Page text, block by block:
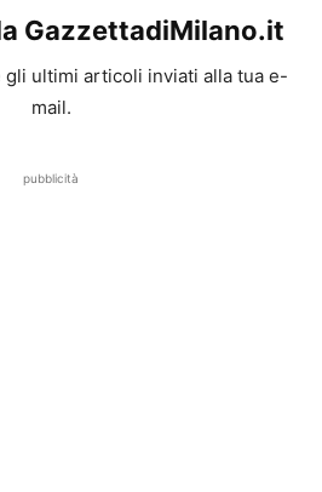
GazzettadiMilano.it
ultimi articoli inviati alla tua e-
mail.
pubblicità